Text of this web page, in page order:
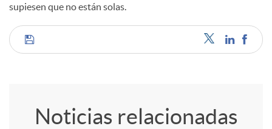
supiesen que no están solas.
C
Noticias relacionadas